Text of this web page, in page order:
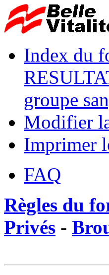
Index du
groupe
Modifier
Imprimer
FAQ
Règles du
Privés -